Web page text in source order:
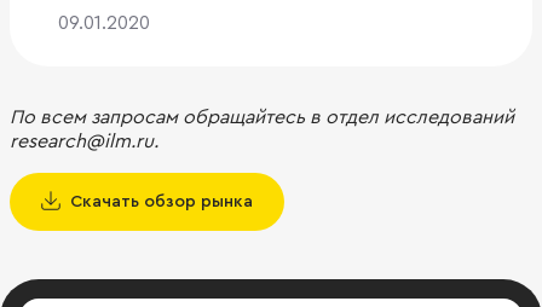
09.01.2020
По всем запросам обращайтесь в отдел исследований
research@ilm.ru.
Скачать обзор рынка